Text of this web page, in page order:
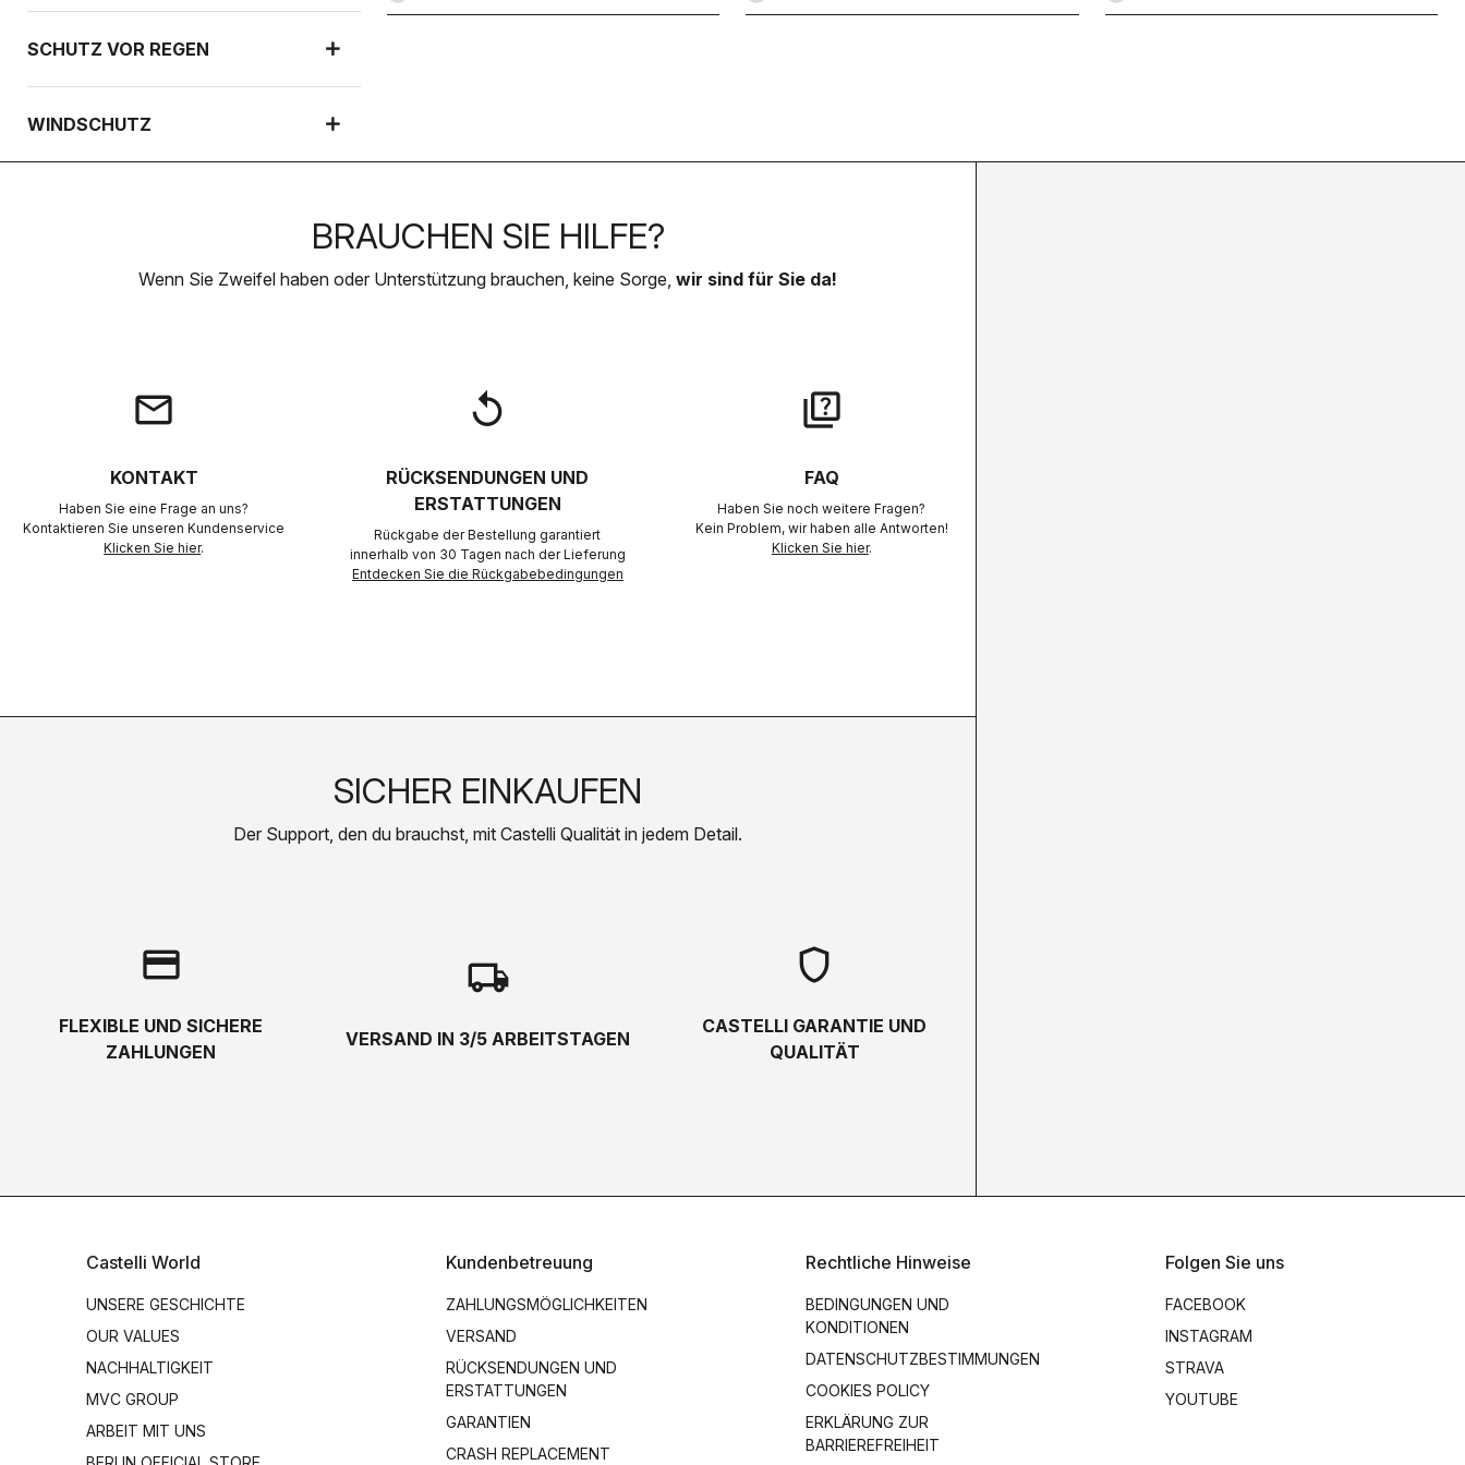
SCHUTZ VOR REGEN
WINDSCHUTZ
BRAUCHEN SIE HILFE?
Wenn Sie Zweifel haben oder Unterstützung brauchen, keine Sorge, wir sind für Sie da!
email
KONTAKT
Haben Sie eine Frage an uns?
Kontaktieren Sie unseren Kundenservice
Klicken Sie hier.
replay
RÜCKSENDUNGEN UND
ERSTATTUNGEN
Rückgabe der Bestellung garantiert
innerhalb von 30 Tagen nach der Lieferung
Entdecken Sie die Rückgabebedingungen
quiz
FAQ
Haben Sie noch weitere Fragen?
Kein Problem, wir haben alle Antworten!
Klicken Sie hier.
SICHER EINKAUFEN
Der Support, den du brauchst, mit Castelli Qualität in jedem Detail.
credit_card
FLEXIBLE UND SICHERE
ZAHLUNGEN
local_shipping
VERSAND IN 3/5 ARBEITSTAGEN
shield
CASTELLI GARANTIE UND
QUALITÄT
Castelli World
UNSERE GESCHICHTE
OUR VALUES
NACHHALTIGKEIT
MVC GROUP
ARBEIT MIT UNS
Kundenbetreuung
ZAHLUNGSMÖGLICHKEITEN
VERSAND
RÜCKSENDUNGEN UND
ERSTATTUNGEN
GARANTIEN
CRASH REPLACEMENT
Rechtliche Hinweise
BEDINGUNGEN UND
KONDITIONEN
DATENSCHUTZBESTIMMUNGEN
COOKIES POLICY
ERKLÄRUNG ZUR
BARRIEREFREIHEIT
Folgen Sie uns
FACEBOOK
INSTAGRAM
STRAVA
YOUTUBE